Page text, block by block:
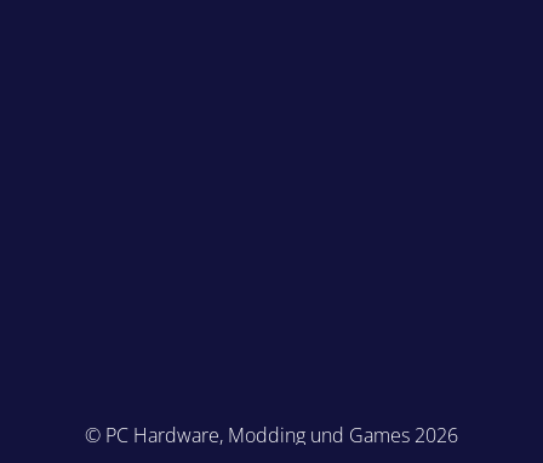
© PC Hardware, Modding und Games 2026